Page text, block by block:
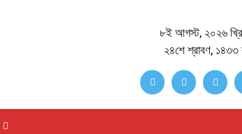
৮ই আগস্ট, ২০২৬
২৪শে শ্রাবণ, ১৪৩৩